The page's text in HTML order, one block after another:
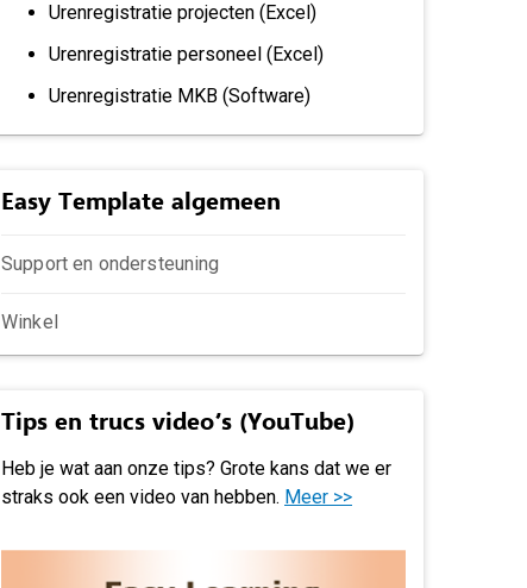
Urenregistratie projecten (Excel)
Urenregistratie personeel (Excel)
Urenregistratie MKB (Software)
Easy Template algemeen
Support en ondersteuning
Winkel
Tips en trucs video’s (YouTube)
Heb je wat aan onze tips? Grote kans dat we er
straks ook een video van hebben. Meer >>